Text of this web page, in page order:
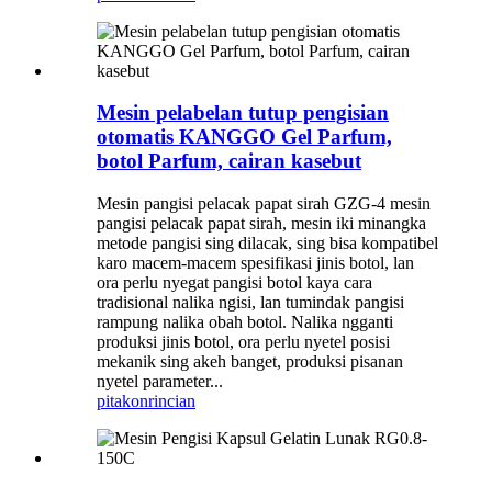
Mesin pelabelan tutup pengisian
otomatis KANGGO Gel Parfum,
botol Parfum, cairan kasebut
Mesin pangisi pelacak papat sirah GZG-4 mesin
pangisi pelacak papat sirah, mesin iki minangka
metode pangisi sing dilacak, sing bisa kompatibel
karo macem-macem spesifikasi jinis botol, lan
ora perlu nyegat pangisi botol kaya cara
tradisional nalika ngisi, lan tumindak pangisi
rampung nalika obah botol. Nalika ngganti
produksi jinis botol, ora perlu nyetel posisi
mekanik sing akeh banget, produksi pisanan
nyetel parameter...
pitakonrincian